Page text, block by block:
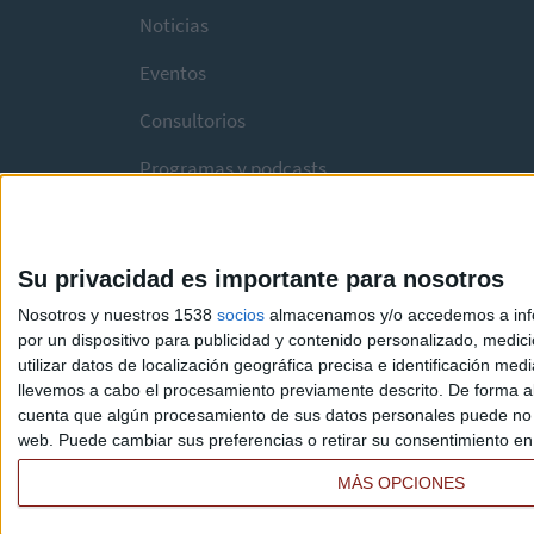
Su privacidad es importante para nosotros
Nosotros y nuestros 1538 socios almacenamos y/o accedemos a
por un dispositivo para publicidad y contenido personalizado,
utilizar datos de localización geográfica precisa e identificación
llevemos a cabo el procesamiento previamente descrito. De
cuenta que algún procesamiento de sus datos personales puede
web. Puede cambiar sus preferencias o retirar su consentimiento
MÁS OPCIONES
Noticias
Eventos
Consultorios
Programas y podcasts